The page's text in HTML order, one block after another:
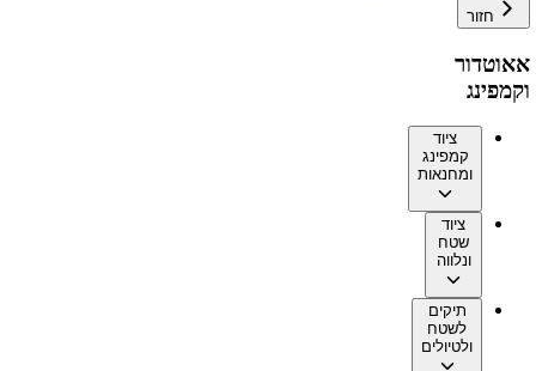
חזור
אאוטדור
וקמפינג
ציוד
קמפינג
ומחנאות
ציוד
שטח
ונלווה
תיקים
לשטח
ולטיולים